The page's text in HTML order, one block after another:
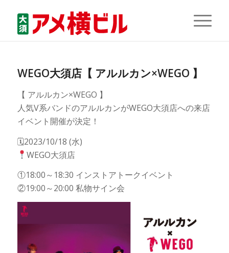
WEGO大須店【 アルルカン×WEGO 】
【 アルルカン×WEGO 】
人気V系バンドのアルルカンがWEGO大須店への来店
イベント開催が決定！
🗓2023/10/18 (水)
WEGO大須店
①18:00～18:30 インストアトークイベント
②19:00～20:00 私物サイン会